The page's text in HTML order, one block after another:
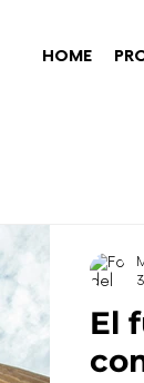
HOME
El